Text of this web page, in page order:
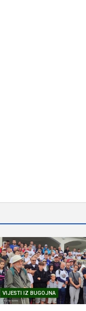
VIJESTI IZ BUGOJNA